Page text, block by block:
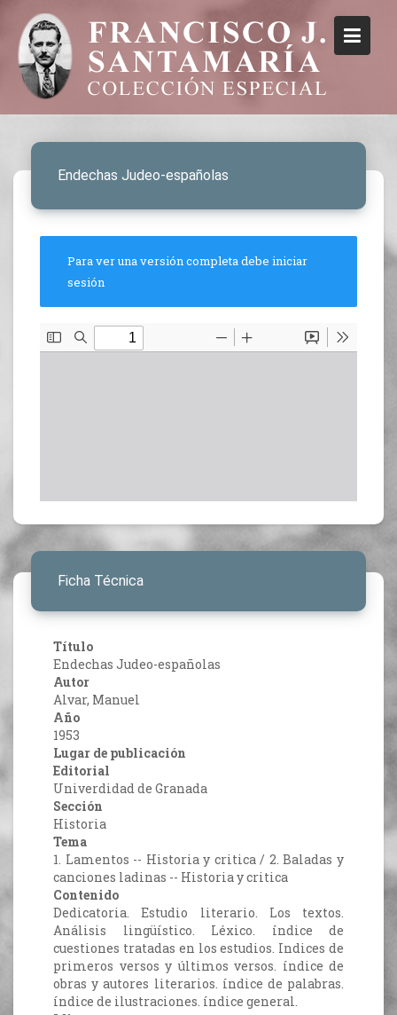
Endechas Judeo-españolas
Para ver una versión completa debe iniciar
sesión
Ficha Técnica
Título
Endechas Judeo-españolas
Autor
Alvar, Manuel
Año
1953
Lugar de publicación
Editorial
Univerdidad de Granada
Sección
Historia
Tema
1. Lamentos -- Historia y critica / 2. Baladas y
canciones ladinas -- Historia y critica
Contenido
Dedicatoria. Estudio literario. Los textos.
Análisis lingüístico. Léxico. índice de
cuestiones tratadas en los estudios. Indices de
primeros versos y últimos versos. índice de
obras y autores literarios. índice de palabras.
índice de ilustraciones. índice general.